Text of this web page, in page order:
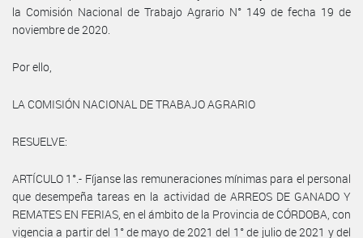
la Comisión Nacional de Trabajo Agrario N° 149 de fecha 19 de
noviembre de 2020.
Por ello,
LA COMISIÓN NACIONAL DE TRABAJO AGRARIO
RESUELVE:
ARTÍCULO 1°.- Fíjanse las remuneraciones mínimas para el personal
que desempeña tareas en la actividad de ARREOS DE GANADO Y
REMATES EN FERIAS, en el ámbito de la Provincia de CÓRDOBA, con
vigencia a partir del 1° de mayo de 2021 del 1° de julio de 2021 y del